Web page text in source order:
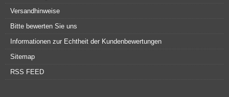
Versandhinweise
Bitte bewerten Sie uns
Informationen zur Echtheit der Kundenbewertungen
Sitemap
RSS FEED